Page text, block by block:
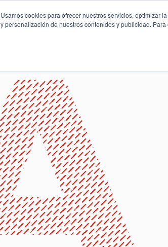
Usamos cookies para ofrecer nuestros servicios, optimizar
y personalización de nuestros contenidos y publicidad.